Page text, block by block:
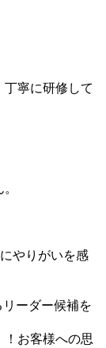
寧に研修して
やりがいを感
ーダー候補を
！お客様への思